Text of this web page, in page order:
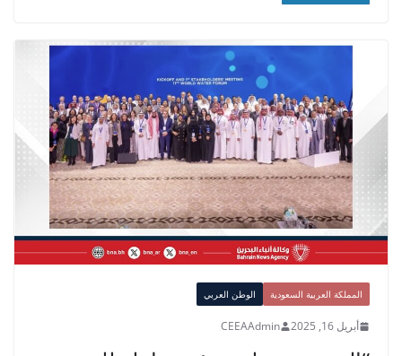
المملكة العربية السعودية الوطن العربي
أبريل 16, 2025 CEEAAdmin